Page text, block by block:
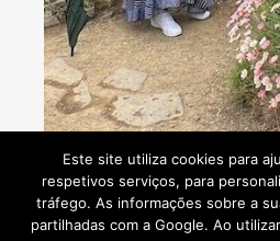
Consultoria de viagens -
Este site utiliza cookies para
respetivos serviços, para
tráfego. As informações sobre a
partilhadas com a Google. Ao